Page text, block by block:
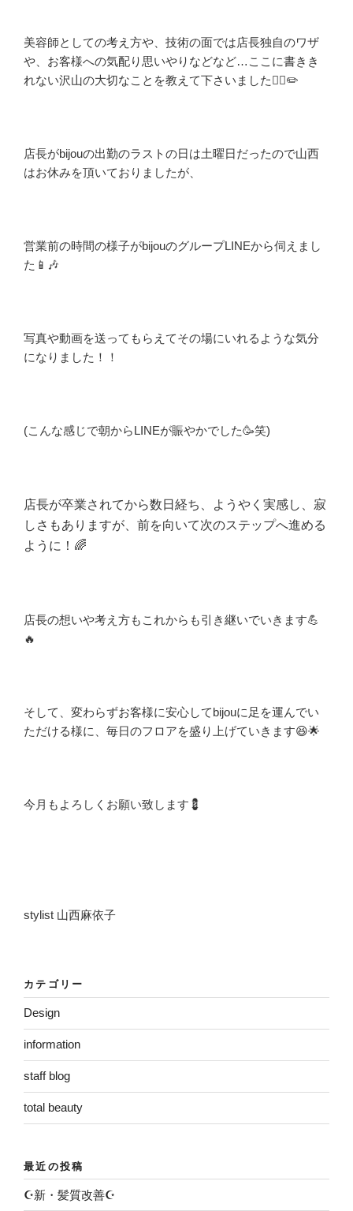
美容師としての考え方や、技術の面では店長独自のワザ
や、お客様への気配り思いやりなどなど…ここに書きき
れない沢山の大切なことを教えて下さいました💇‍♀️✏️
店長がbijouの出勤のラストの日は土曜日だったので山西
はお休みを頂いておりましたが、
営業前の時間の様子がbijouのグループLINEから伺えまし
た📱🎶
写真や動画を送ってもらえてその場にいれるような気分
になりました！！
(こんな感じで朝からLINEが賑やかでした🥳笑)
店長が卒業されてから数日経ち、ようやく実感し、寂
しさもありますが、前を向いて次のステップへ進める
ように！🌈
店長の想いや考え方もこれからも引き継いでいきます💪
🔥
そして、変わらずお客様に安心してbijouに足を運んでい
ただける様に、毎日のフロアを盛り上げていきます😆🌟
今月もよろしくお願い致します💈
stylist 山西麻依子
カテゴリー
Design
information
staff blog
total beauty
最近の投稿
☪️新・髪質改善☪️